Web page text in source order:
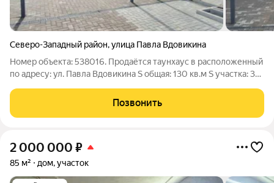
Северо-Западный район,улица Павла Вдовикина
Номер объекта: 538016. Продаётся таунхаус в расположенный
по адресу: ул. Павла Вдовикина S общая: 130 кв.м S участка: 3
При
Позвонить
2 000 000 ₽
85 м² дом, участок